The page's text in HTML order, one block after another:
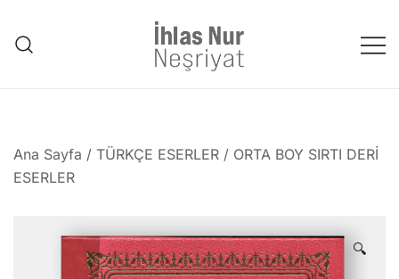
content
Ana Sayfa / TÜRKÇE ESERLER / ORTA BOY SIRTI DERİ
ESERLER
🔍